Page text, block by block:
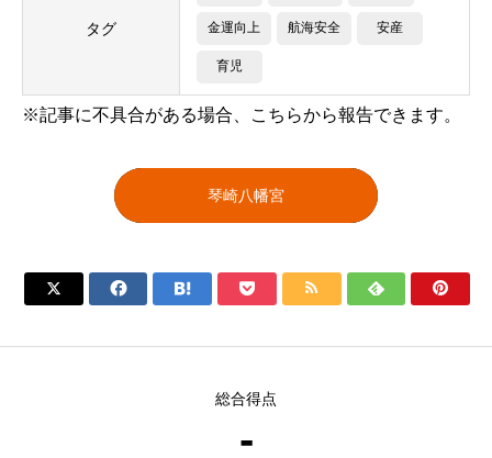
タグ 金運向上 航海安全 安産
育児
※記事に不具合がある場合、こちらから報告できます。
琴崎八幡宮
      
総合得点
-